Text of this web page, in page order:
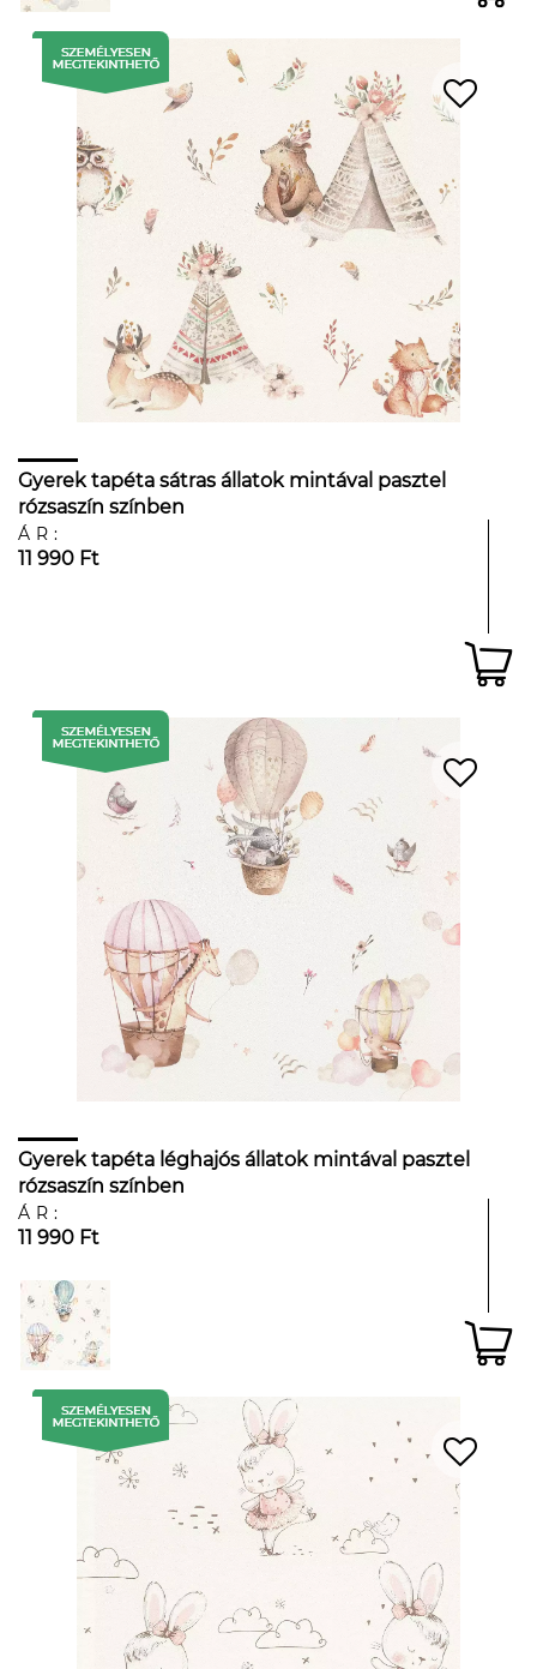
Gyerek tapéta sátras állatok mintával pasztel
rózsaszín színben
ÁR:
11 990 Ft
Gyerek tapéta léghajós állatok mintával pasztel
rózsaszín színben
ÁR:
11 990 Ft